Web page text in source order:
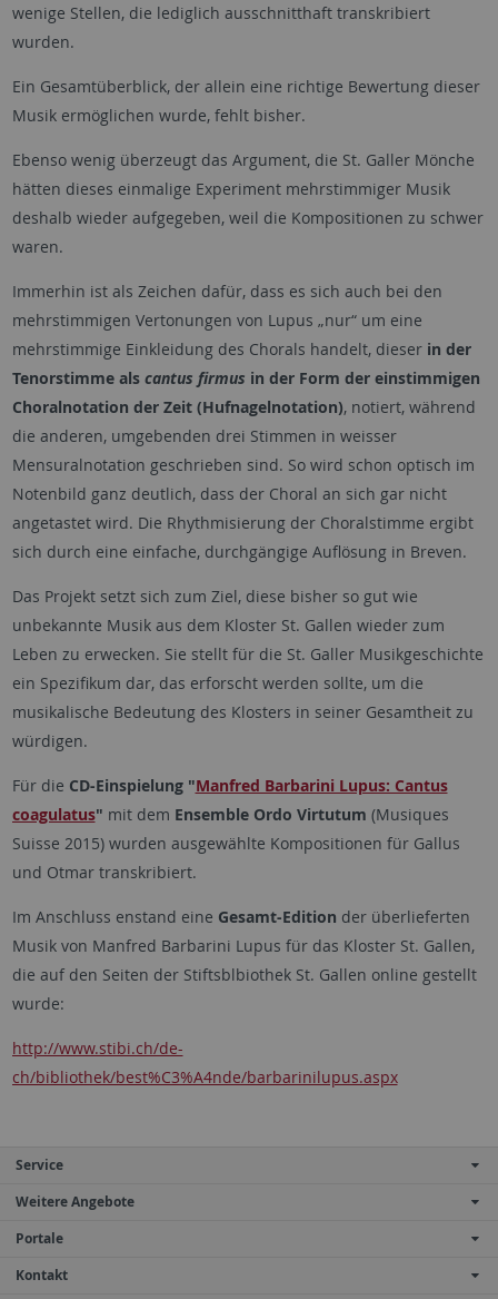
wenige Stellen, die lediglich ausschnitthaft transkribiert
wurden.
Ein Gesamtüberblick, der allein eine richtige Bewertung dieser
Musik ermöglichen wurde, fehlt bisher.
Ebenso wenig überzeugt das Argument, die St. Galler Mönche
hätten dieses einmalige Experiment mehrstimmiger Musik
deshalb wieder aufgegeben, weil die Kompositionen zu schwer
waren.
Immerhin ist als Zeichen dafür, dass es sich auch bei den
mehrstimmigen Vertonungen von Lupus „nur“ um eine
mehrstimmige Einkleidung des Chorals handelt, dieser in der
Tenorstimme als cantus firmus in der Form der einstimmigen
Choralnotation der Zeit (Hufnagelnotation), notiert, während
die anderen, umgebenden drei Stimmen in weisser
Mensuralnotation geschrieben sind. So wird schon optisch im
Notenbild ganz deutlich, dass der Choral an sich gar nicht
angetastet wird. Die Rhythmisierung der Choralstimme ergibt
sich durch eine einfache, durchgängige Auflösung in Breven.
Das Projekt setzt sich zum Ziel, diese bisher so gut wie
unbekannte Musik aus dem Kloster St. Gallen wieder zum
Leben zu erwecken. Sie stellt für die St. Galler Musikgeschichte
ein Spezifikum dar, das erforscht werden sollte, um die
musikalische Bedeutung des Klosters in seiner Gesamtheit zu
würdigen.
Für die CD-Einspielung "Manfred Barbarini Lupus: Cantus
coagulatus" mit dem Ensemble Ordo Virtutum (Musiques
Suisse 2015) wurden ausgewählte Kompositionen für Gallus
und Otmar transkribiert.
Im Anschluss enstand eine Gesamt-Edition der überlieferten
Musik von Manfred Barbarini Lupus für das Kloster St. Gallen,
die auf den Seiten der Stiftsblbiothek St. Gallen online gestellt
wurde:
http://www.stibi.ch/de-
ch/bibliothek/best%C3%A4nde/barbarinilupus.aspx
Service
Weitere Angebote
Portale
Kontakt